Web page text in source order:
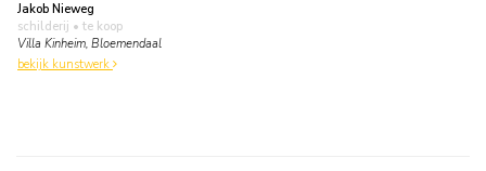
Jakob Nieweg
schilderij • te koop
Villa Kinheim, Bloemendaal
bekijk kunstwerk